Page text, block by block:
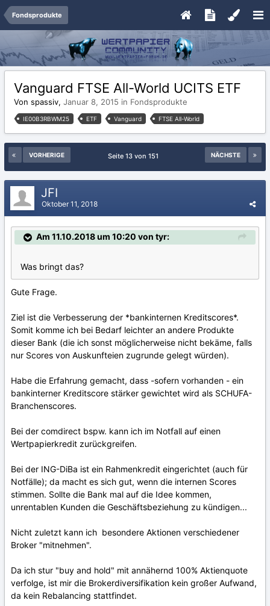
Fondsprodukte
Vanguard FTSE All-World UCITS ETF
Von spassiv, Januar 8, 2015 in Fondsprodukte
IE00B3RBWM25 ETF Vanguard FTSE All-World
VORHERIGE NÄCHSTE
Seite 13 von 151
JFI
Oktober 11, 2018
Am 11.10.2018 um 10:20 von tyr:
Was bringt das?
Gute Frage.
Ziel ist die Verbesserung der *bankinternen Kreditscores*.
Somit komme ich bei Bedarf leichter an andere Produkte
dieser Bank (die ich sonst möglicherweise nicht bekäme, falls
nur Scores von Auskunfteien zugrunde gelegt würden).
Habe die Erfahrung gemacht, dass -sofern vorhanden - ein
bankinterner Kreditscore stärker gewichtet wird als SCHUFA-
Branchenscores.
Bei der comdirect bspw. kann ich im Notfall auf einen
Wertpapierkredit zurückgreifen.
Bei der ING-DiBa ist ein Rahmenkredit eingerichtet (auch für
Notfälle); da macht es sich gut, wenn die internen Scores
stimmen. Sollte die Bank mal auf die Idee kommen,
unrentablen Kunden die Geschäftsbeziehung zu kündigen...
Nicht zuletzt kann ich besondere Aktionen verschiedener
Broker "mitnehmen".
Da ich stur "buy and hold" mit annähernd 100% Aktienquote
verfolge, ist mir die Brokerdiversifikation kein großer Aufwand,
da kein Rebalancing stattfindet.